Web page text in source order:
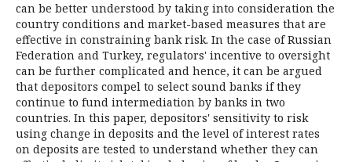
can be better understood by taking into consideration the
country conditions and market-based measures that are
effective in constraining bank risk. In the case of Russian
Federation and Turkey, regulators' incentive to oversight
can be further complicated and hence, it can be argued
that depositors compel to select sound banks if they
continue to fund intermediation by banks in two
countries. In this paper, depositors' sensitivity to risk
using change in deposits and the level of interest rates
on deposits are tested to understand whether they can